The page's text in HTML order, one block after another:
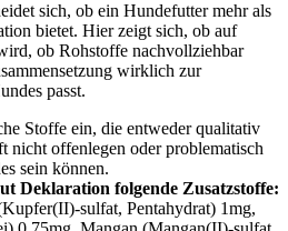
sich, ob ein Hundefutter mehr als
bietet. Hier zeigt sich, ob auf
ob Rohstoffe nachvollziehbar
wirklich zur
passt.
Stoffe ein, die entweder qualitativ
offenlegen oder problematisch
sein können.
Deklaration folgende Zusatzstoffe:
sulfat, Pentahydrat) 1mg,